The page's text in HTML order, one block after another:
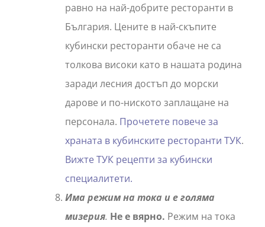
равно на най-добрите ресторанти в
България. Цените в най-скъпите
кубински ресторанти обаче не са
толкова високи като в нашата родина
заради лесния достъп до морски
дарове и по-ниското заплащане на
персонала. Прочетете повече за
храната в кубинските ресторанти ТУК.
Вижте ТУК рецепти за кубински
специалитети.
Има режим на тока и е голяма
мизерия. Не е вярно. Режим на тока